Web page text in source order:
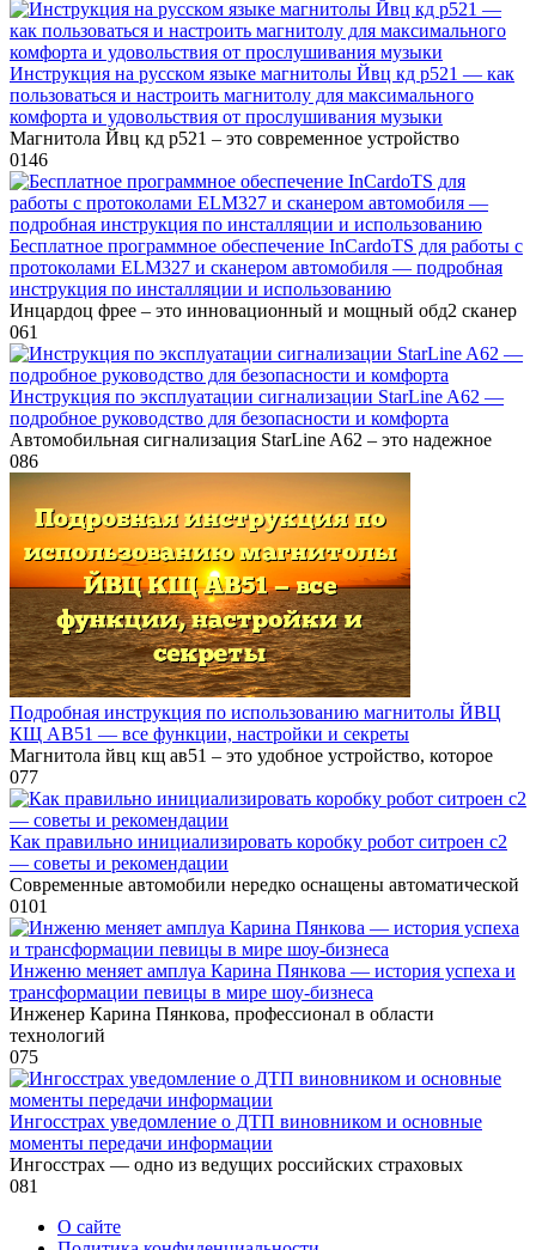
Инструкция на русском языке магнитолы Йвц кд р521 — как
пользоваться и настроить магнитолу для максимального
комфорта и удовольствия от прослушивания музыки
Магнитола Йвц кд р521 – это современное устройство
0146
Бесплатное программное обеспечение InCardoTS для работы с
протоколами ELM327 и сканером автомобиля — подробная
инструкция по инсталляции и использованию
Инцардоц фрее – это инновационный и мощный обд2 сканер
061
Инструкция по эксплуатации сигнализации StarLine A62 —
подробное руководство для безопасности и комфорта
Автомобильная сигнализация StarLine A62 – это надежное
086
Подробная инструкция по использованию магнитолы ЙВЦ
КЩ АВ51 — все функции, настройки и секреты
Магнитола йвц кщ ав51 – это удобное устройство, которое
077
Как правильно инициализировать коробку робот ситроен с2
— советы и рекомендации
Современные автомобили нередко оснащены автоматической
0101
Инженю меняет амплуа Карина Пянкова — история успеха и
трансформации певицы в мире шоу-бизнеса
Инженер Карина Пянкова, профессионал в области
технологий
075
Ингосстрах уведомление о ДТП виновником и основные
моменты передачи информации
Ингосстрах — одно из ведущих российских страховых
081
О сайте